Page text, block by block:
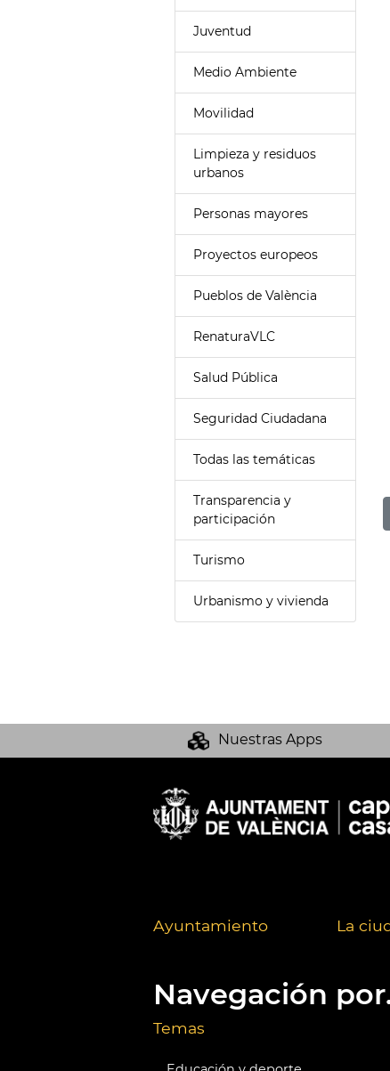
Juventud
Medio Ambiente
Movilidad
Limpieza y residuos
urbanos
Personas mayores
Proyectos europeos
Pueblos de València
RenaturaVLC
Salud Pública
Seguridad Ciudadana
Todas las temáticas
Transparencia y
participación
Turismo
Urbanismo y vivienda
Nuestras Apps
Ayuntamiento La
Navegación
Temas